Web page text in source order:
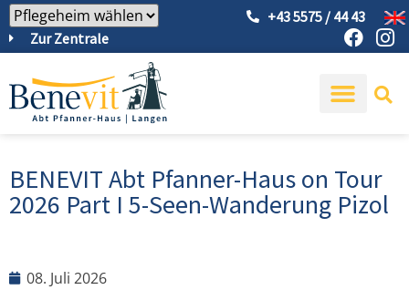
Zur Zentrale
+43 5575 / 44 43
BENEVIT Abt Pfanner-Haus on Tour
2026 Part I 5-Seen-Wanderung Pizol
08. Juli 2026